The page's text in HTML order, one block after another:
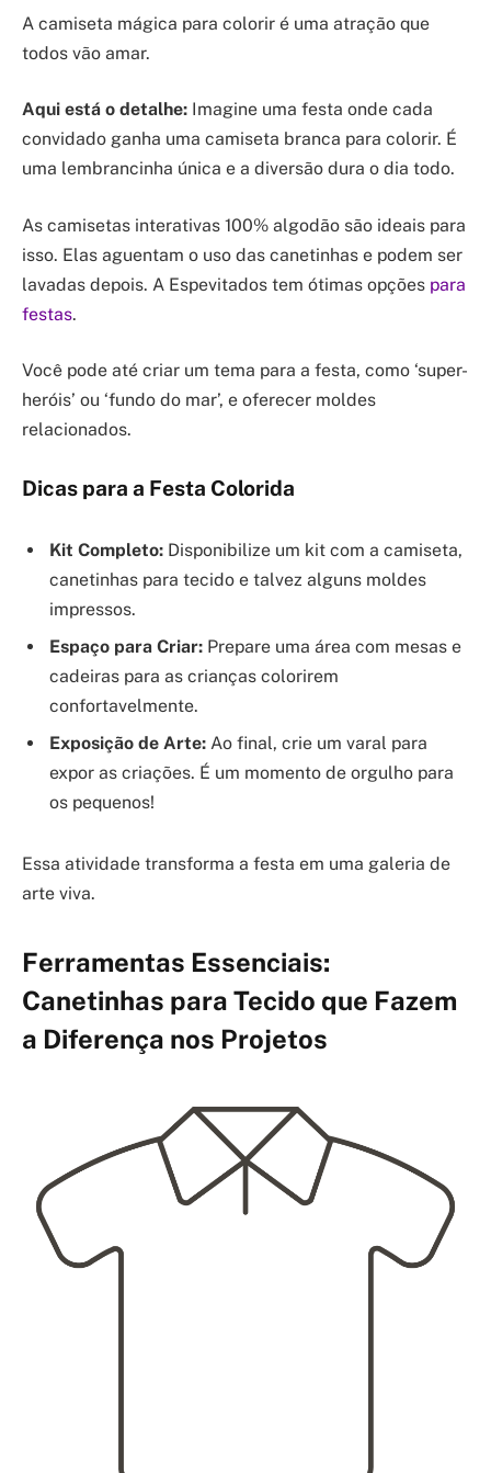
A camiseta mágica para colorir é uma atração que
todos vão amar.
Aqui está o detalhe: Imagine uma festa onde cada
convidado ganha uma camiseta branca para colorir. É
uma lembrancinha única e a diversão dura o dia todo.
As camisetas interativas 100% algodão são ideais para
isso. Elas aguentam o uso das canetinhas e podem ser
lavadas depois. A Espevitados tem ótimas opções para
festas.
Você pode até criar um tema para a festa, como ‘super-
heróis’ ou ‘fundo do mar’, e oferecer moldes
relacionados.
Dicas para a Festa Colorida
Kit Completo: Disponibilize um kit com a camiseta,
canetinhas para tecido e talvez alguns moldes
impressos.
Espaço para Criar: Prepare uma área com mesas e
cadeiras para as crianças colorirem
confortavelmente.
Exposição de Arte: Ao final, crie um varal para
expor as criações. É um momento de orgulho para
os pequenos!
Essa atividade transforma a festa em uma galeria de
arte viva.
Ferramentas Essenciais:
Canetinhas para Tecido que Fazem
a Diferença nos Projetos